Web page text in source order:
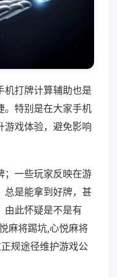
机打牌计算辅助也是
。特别是在大家手机
游戏体验，避免影响
；一些玩家反映在游
总是能拿到好牌，甚
由此怀疑是不是有
麻将踢坑,心悦麻将
规途径维护游戏公